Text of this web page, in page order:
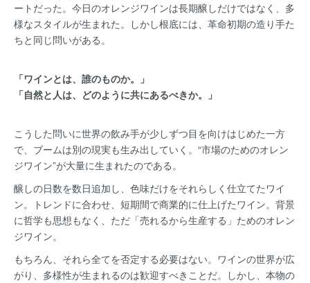
ートだった。今日のオレンジワインは長期醸しだけではなく、多
様なスタイルが生まれた。しかし根底には、革命初期の造り手た
ちと同じ問いがある。
「ワインとは、誰のものか。」
「自然と人は、どのように共にあるべきか。」
こうした問いに世界の飲み手が少しずつ目を向けはじめた一方
で、ブームは別の現実も生み出していく。“市場のためのオレン
ジワイン”が大量に生まれたのである。
醸しの日数を数日追加し、色味だけをそれらしく仕立てたワイ
ン。トレンドに合わせ、短期間で商業的に仕上げたワイン。背景
に哲学も思想もなく、ただ「売れるから生産する」ためのオレン
ジワイン。
もちろん、それら全てを否定する必要はない。ワインの世界が広
がり、多様性が生まれるのは歓迎すべきことだ。しかし、本物の